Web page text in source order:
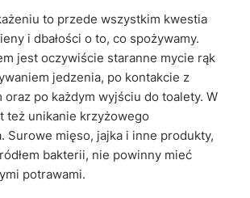
to przede wszystkim kwestia
i dbałości o to, co spożywamy.
jest oczywiście staranne mycie rąk
jedzenia, po kontakcie z
oraz po każdym wyjściu do toalety. W
też unikanie krzyżowego
Surowe mięso, jajka i inne produkty,
bakterii, nie powinny mieć
potrawami.